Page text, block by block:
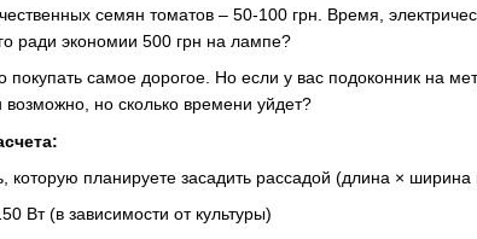
семян томатов – 50-100 грн. Время,
ради экономии 500 грн на лампе?
самое дорогое. Но если у вас подоконник на
возможно, но сколько времени уйдет?
которую планируете засадить рассадой (длина × ширина
Вт (в зависимости от культуры)